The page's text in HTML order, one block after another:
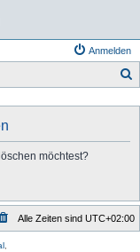
Anmelden
möchtest?
Alle Zeiten sind UTC+02:00